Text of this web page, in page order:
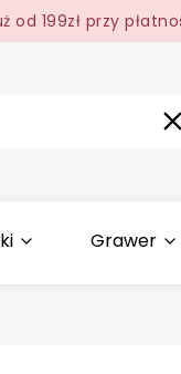
od 199zł przy
Grawer